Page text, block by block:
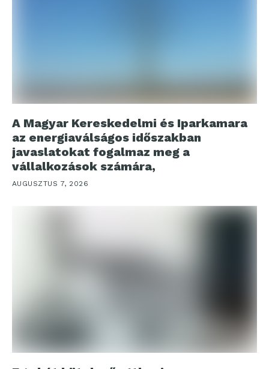
A Magyar Kereskedelmi és Iparkamara
az energiaválságos időszakban
javaslatokat fogalmaz meg a
vállalkozások számára,
AUGUSZTUS 7, 2026